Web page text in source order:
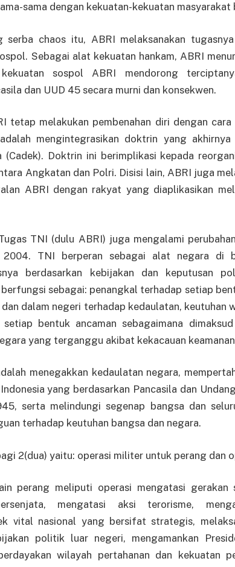
sama dengan kekuatan-kekuatan
serba chaos itu, ABRI melaksanakan
Sebagai alat kekuatan hankam, ABRI
kekuatan sospol ABRI mendorong
dan UUD 45 secara murni dan konsekwen.
tetap melakukan pembenahan diri dengan
mengintegrasikan doktrin yang
(Cadek). Doktrin ini berimplikasi kepada
Angkatan dan Polri. Disisi lain, ABRI juga
ABRI dengan rakyat yang diaplikasikan
TNI (dulu ABRI) juga mengalami
TNI berperan sebagai alat negara di
berdasarkan kebijakan dan keputusan
sebagai: penangkal terhadap setiap
dalam negeri terhadap kedaulatan, keutuhan
setiap bentuk ancaman sebagaimana
yang terganggu akibat kekacauan
menegakkan kedaulatan negara,
yang berdasarkan Pancasila dan
serta melindungi segenap bangsa dan
terhadap keutuhan bangsa dan negara.
2(dua) yaitu: operasi militer untuk perang dan
perang meliputi operasi mengatasi gerakan
mengatasi aksi terorisme,
vital nasional yang bersifat strategis,
politik luar negeri, mengamankan
wilayah pertahanan dan kekuatan